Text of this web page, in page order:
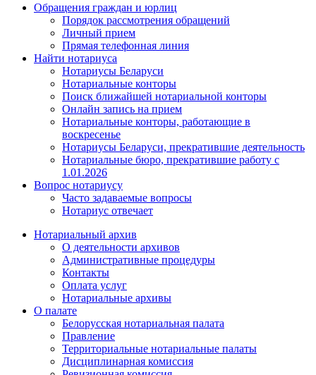
Обращения граждан и юрлиц
Порядок рассмотрения обращений
Личный прием
Прямая телефонная линия
Найти нотариуса
Нотариусы Беларуси
Нотариальные конторы
Поиск ближайшей нотариальной конторы
Онлайн запись на прием
Нотариальные конторы, работающие в
воскресенье
Нотариусы Беларуси, прекратившие деятельность
Нотариальные бюро, прекратившие работу с
1.01.2026
Вопрос нотариусу
Часто задаваемые вопросы
Нотариус отвечает
Нотариальный архив
О деятельности архивов
Административные процедуры
Контакты
Оплата услуг
Нотариальные архивы
О палате
Белорусская нотариальная палата
Правление
Территориальные нотариальные палаты
Дисциплинарная комиссия